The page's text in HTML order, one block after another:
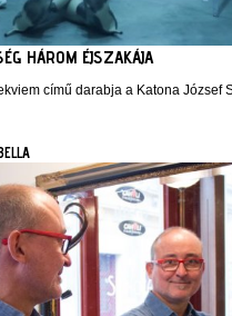
HÁROM ÉJSZAKÁJA
című darabja a Katona József